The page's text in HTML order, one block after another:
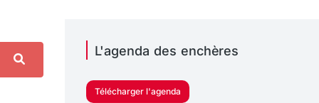
L'agenda des enchères
Télécharger l'agenda